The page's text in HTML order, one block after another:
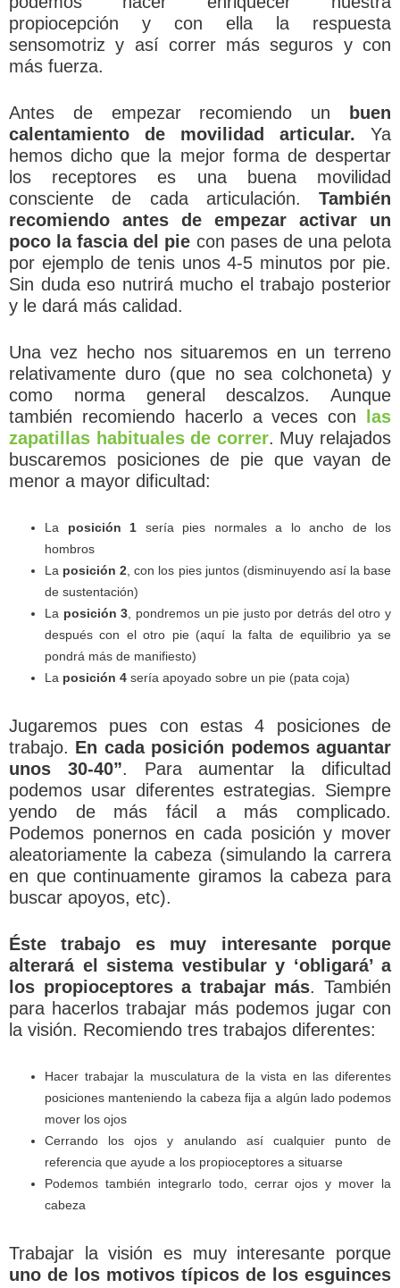
propiocepción y con ella la respuesta
sensomotriz y así correr más seguros y con
más fuerza.
Antes de empezar recomiendo un buen
calentamiento de movilidad articular. Ya
hemos dicho que la mejor forma de despertar
los receptores es una buena movilidad
consciente de cada articulación. También
recomiendo antes de empezar activar un
poco la fascia del pie con pases de una pelota
por ejemplo de tenis unos 4-5 minutos por pie.
Sin duda eso nutrirá mucho el trabajo posterior
y le dará más calidad.
Una vez hecho nos situaremos en un terreno
relativamente duro (que no sea colchoneta) y
como norma general descalzos. Aunque
también recomiendo hacerlo a veces con
las
zapatillas habituales de correr. Muy relajados
buscaremos posiciones de pie que vayan de
menor a mayor dificultad:
La posición 1 sería pies normales a lo ancho de los
hombros
La posición 2, con los pies juntos (disminuyendo así la base
de sustentación)
La posición 3, pondremos un pie justo por detrás del otro y
después con el otro pie (aquí la falta de equilibrio ya se
pondrá más de manifiesto)
La posición 4 sería apoyado sobre un pie (pata coja)
Jugaremos pues con estas 4 posiciones de
trabajo. En cada posición podemos aguantar
unos 30-40”. Para aumentar la dificultad
podemos usar diferentes estrategias. Siempre
yendo de más fácil a más complicado.
Podemos ponernos en cada posición y mover
aleatoriamente la cabeza (simulando la carrera
en que continuamente giramos la cabeza para
buscar apoyos, etc).
Éste trabajo es muy interesante porque
alterará el sistema vestibular y ‘obligará’ a
los propioceptores a trabajar más. También
para hacerlos trabajar más podemos jugar con
la visión. Recomiendo tres trabajos diferentes:
Hacer trabajar la musculatura de la vista en las diferentes
posiciones manteniendo la cabeza fija a algún lado podemos
mover los ojos
Cerrando los ojos y anulando así cualquier punto de
referencia que ayude a los propioceptores a situarse
Podemos también integrarlo todo, cerrar ojos y mover la
cabeza
Trabajar la visión es muy interesante porque
uno de los motivos típicos de los esguinces